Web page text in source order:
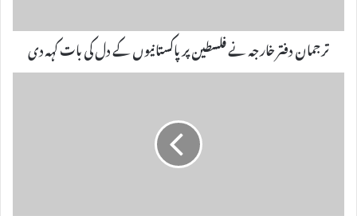
ترجمان دفتر خارجہ نے فلسطین پر پاکستانیوں کے دل کی بات کہہ دی